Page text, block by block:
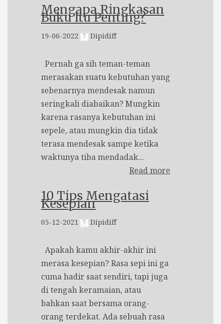
Mengapa Ringkasan
Buku Itu Penting?
19-06-2022 Dipidiff
Pernah ga sih teman-teman
merasakan suatu kebutuhan yang
sebenarnya mendesak namun
seringkali diabaikan? Mungkin
karena rasanya kebutuhan ini
sepele, atau mungkin dia tidak
terasa mendesak sampe ketika
waktunya tiba mendadak...
Read more
10 Tips Mengatasi
Kesepian
05-12-2021 Dipidiff
Apakah kamu akhir-akhir ini
merasa kesepian? Rasa sepi ini ga
cuma hadir saat sendiri, tapi juga
di tengah keramaian, atau
bahkan saat bersama orang-
orang terdekat. Ada sebuah rasa